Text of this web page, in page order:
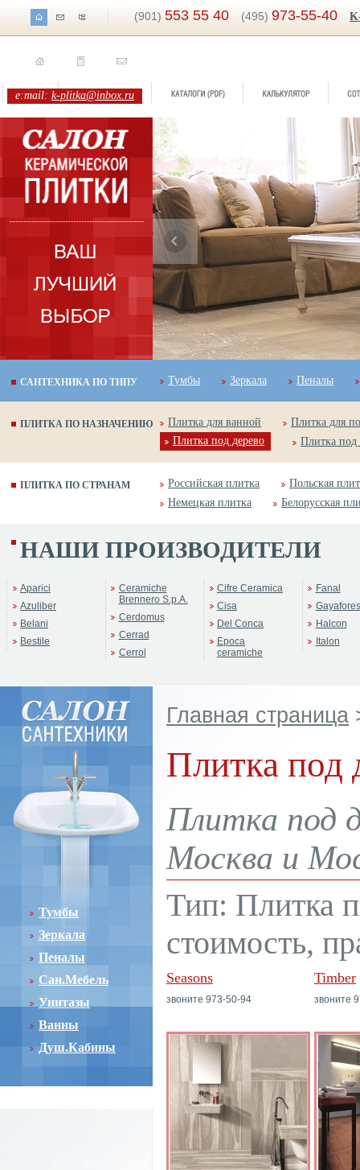
(901) 553 55 40 (495) 973-55-40
e:mail: k-plitka@inbox.ru
Seasons
САНТЕХНИКА ПО ТИПУ Тумбы Зеркала Пеналы
ПЛИТКА ПО НАЗНАЧЕНИЮ Плитка для ванной
Плитка для
Плитка под дерево
Плитка под
ПЛИТКА ПО СТРАНАМ Российская плитка
Польская
Немецкая плитка
Белорусская
НАШИ ПРОИЗВОДИТЕЛИ
Aparici
Azuliber
Belani
Bestile
Ceramiche
Brennero S.p.A.
Cerdomus
Cerrad
Cerrol
Cifre Ceramica
Cisa
Del Conca
Epoca
ceramiche
Fanal
Gayafores
Halcon
Italon
Тумбы
Зеркала
Пеналы
Сан.Мебель
Унитазы
Ванны
Душ.Кабины
Главная страница
Плитка под
Плитка под
Москва и
Тип: Плитка
стоимость,
Seasons
звоните 973-50-94
Timber
звоните